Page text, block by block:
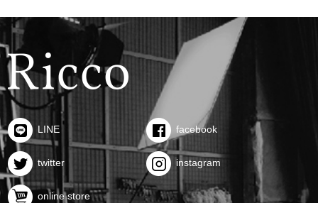
LINE facebook
twitter instagram
online store